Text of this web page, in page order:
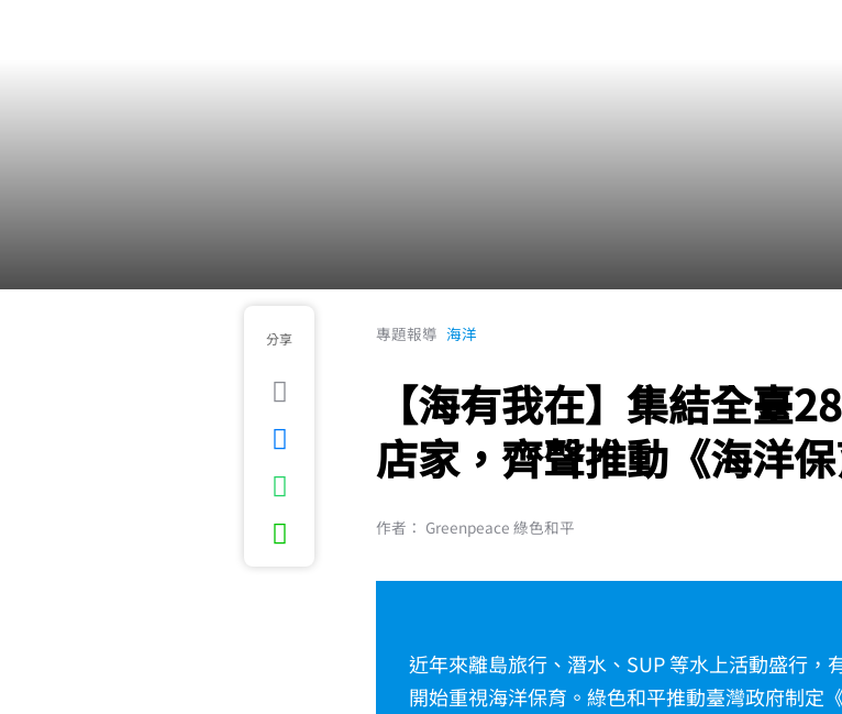
分享 專題報導 海洋
【海有我在】集結全臺
店家，齊聲推動《海洋保
作者： Greenpeace 綠色和平
近年來離島旅行、潛水、SUP 等水上活動盛行，
開始重視海洋保育。綠色和平推動臺灣政府制定